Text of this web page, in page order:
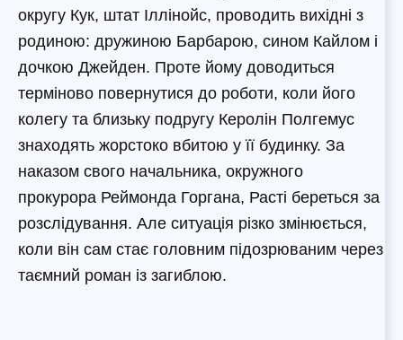
округу Кук, штат Іллінойс, проводить вихідні з
родиною: дружиною Барбарою, сином Кайлом і
дочкою Джейден. Проте йому доводиться
терміново повернутися до роботи, коли його
колегу та близьку подругу Керолін Полгемус
знаходять жорстоко вбитою у її будинку. За
наказом свого начальника, окружного
прокурора Реймонда Горгана, Расті береться за
розслідування. Але ситуація різко змінюється,
коли він сам стає головним підозрюваним через
таємний роман із загиблою.